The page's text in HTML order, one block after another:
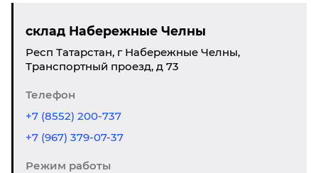
склад Набережные Челны
Респ Татарстан, г Набережные Челны,
Транспортный проезд, д 73
Телефон
+7 (8552) 200-737
+7 (967) 379-07-37
Режим работы